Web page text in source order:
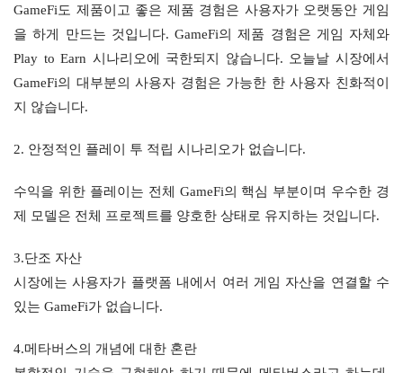
GameFi도 제품이고 좋은 제품 경험은 사용자가 오랫동안 게임
을 하게 만드는 것입니다. GameFi의 제품 경험은 게임 자체와
Play to Earn 시나리오에 국한되지 않습니다. 오늘날 시장에서
GameFi의 대부분의 사용자 경험은 가능한 한 사용자 친화적이
지 않습니다.
2. 안정적인 플레이 투 적립 시나리오가 없습니다.
수익을 위한 플레이는 전체 GameFi의 핵심 부분이며 우수한 경
제 모델은 전체 프로젝트를 양호한 상태로 유지하는 것입니다.
3.단조 자산
시장에는 사용자가 플랫폼 내에서 여러 게임 자산을 연결할 수
있는 GameFi가 없습니다.
4.메타버스의 개념에 대한 혼란